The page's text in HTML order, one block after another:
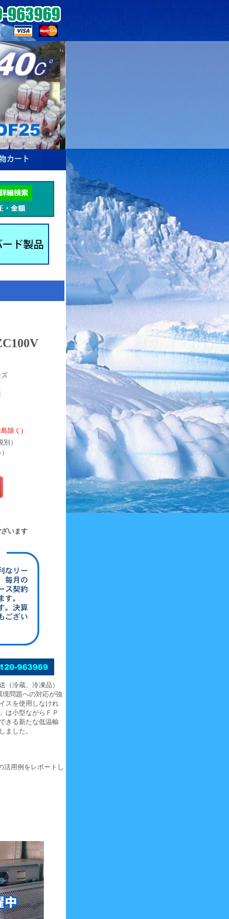
除く)
別）
います
（冷蔵、冷凍品）
問題への対応が強
スを使用しなけれ
は小型ながらＦＰ
きる新たな低温輸
ました。
活用例をレポートし